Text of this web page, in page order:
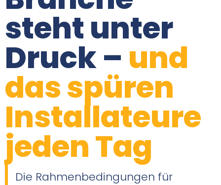
steht unter
Druck – und
das spüren
Installateure
jeden Tag
Die Rahmenbedingungen für